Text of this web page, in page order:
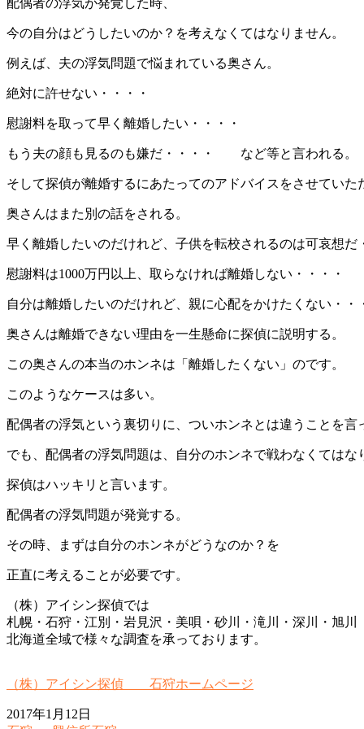
今の自分はどうしたいのか？を考えなくてはなりません。
例えば、夫の浮気問題で悩まれている奥さん。
絶対に許せない・・・・
慰謝料を取って早く離婚したい・・・・
もう夫の顔も見るのも嫌だ・・・・ など等と言われる。
そして探偵が離婚するにあたってのアドバイスをさせていた
奥さんはまた別の話をされる。
早く離婚したいのだけれど、子供を転校されるのは可哀想だ
慰謝料は1000万円以上、取らなければ離婚しない・・・・
自分は離婚したいのだけれど、親に心配をかけたくない・・
奥さんは離婚できない理由を一生懸命に探偵に説明する。
この奥さんの本当のホンネは「離婚したくない」のです。
このようなケースは多い。
配偶者の浮気という裏切りに、ついホンネとは違うことを言
でも、配偶者の浮気問題は、自分のホンネで戦わなくてはな
探偵はハッキリと言います。
配偶者の浮気問題が発覚する。
その時、まずは自分のホンネがどうなのか？を
正直に考えることが必要です。
（株）アイシン探偵では
札幌・石狩・江別・岩見沢・美唄・砂川・滝川・深川・
北海道全域で様々な調査を承っております。
（株）アイシン探偵 石狩ホームページ
2017年1月12日